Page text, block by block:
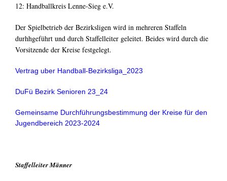
12: Handballkreis Lenne-Sieg e.V.
Der Spielbetrieb der Bezirksligen wird in mehreren Staffeln
durhhgeführt und durch Staffelleiter geleitet. Beides wird durch die
Vorsitzende der Kreise festgelegt.
Vertrag uber Handball-Bezirksliga_2023
DuFü Bezirk Senioren 23_24
Gemeinsame Durchführungsbestimmung der Kreise für den
Jugendbereich 2023-2024
Staffelleiter Männer